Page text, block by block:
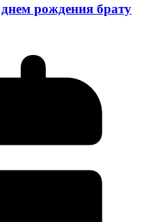
рождения брату